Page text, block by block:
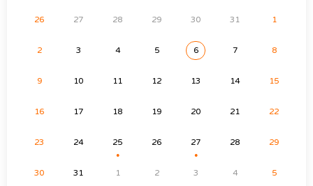
26 27 28 29 30 31 1
2 3 4 5 6 7 8
9 10 11 12 13 14 15
16 17 18 19 20 21 22
23 24 25
●
26 27
●
28 29
30 31 1 2 3 4 5